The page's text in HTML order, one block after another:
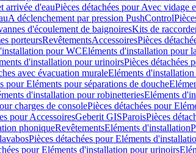
arrivée d'eauPièces détachées pour Avec vidage
A déclenchement par pression PushControl
d'écoulement de baignoiresKits de
porteursRevêtementsAccessoiresPièces
pour WCEléments d'installation pour
d'installation pour urinoirsPièces détachées
avec évacuation muraleEléments
pour Eléments pour séparations de douche
d'installation pour robinetteriesEléments
charges de consolePièces détachées pour
pour AccessoiresGeberit GISParoisPièces
phoniqueRevêtementsEléments d'installation
Pièces détachées pour Eléments
pour Eléments d'installation pour urinoirs